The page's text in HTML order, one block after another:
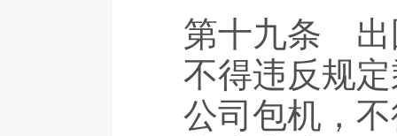
第十九条 出
不得违反规
公司包机，